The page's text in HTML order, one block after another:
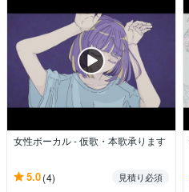
女性ボーカル - 仮歌・本歌承ります
5.0(4)
見積り必須